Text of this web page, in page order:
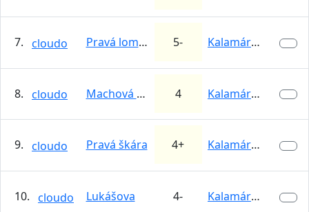
7. cloudo Pravá lomená škára 5- Kalamárka
8. cloudo Machová hrana 4 Kalamárka
9. cloudo Pravá škára 4+ Kalamárka
10. cloudo Lukášova 4- Kalamárka